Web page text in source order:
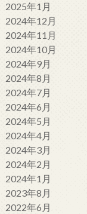
2025年1月
2024年12月
2024年11月
2024年10月
2024年9月
2024年8月
2024年7月
2024年6月
2024年5月
2024年4月
2024年3月
2024年2月
2024年1月
2023年8月
2022年6月